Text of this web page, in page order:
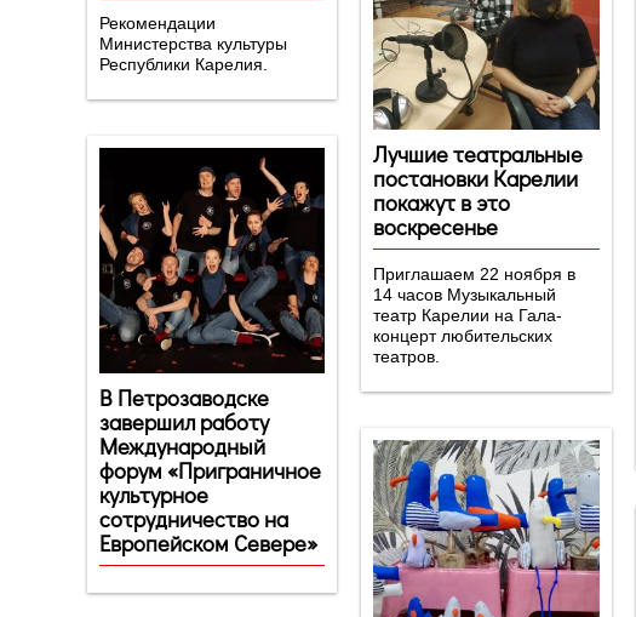
Рекомендации
Министерства культуры
Республики Карелия.
В Петрозаводске
завершил работу
Международный
форум «Приграничное
культурное
сотрудничество на
Европейском Севере»
Лучшие театральные
постановки Карелии
покажут в это
воскресенье
Приглашаем 22 ноября в
14 часов Музыкальный
театр Карелии на Гала-
концерт любительских
театров.